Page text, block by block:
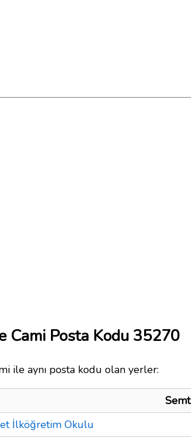
Cami Posta Kodu 35270
ile aynı posta kodu olan yerler:
Semt
İlköğretim Okulu